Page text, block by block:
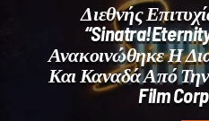
Διεθνής
Ανακοινώθηκε Η
Και Καναδά Από
Film